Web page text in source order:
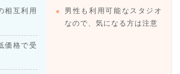
相互利用
価格で受
男性も利用可能なスタジオ
なので、気になる方は注意